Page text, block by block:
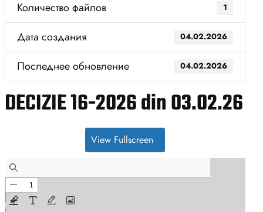
Количество файлов 1
Дата создания 04.02.2026
Последнее обновление 04.02.2026
DECIZIE 16-2026 din 03.02.26
View Fullscreen